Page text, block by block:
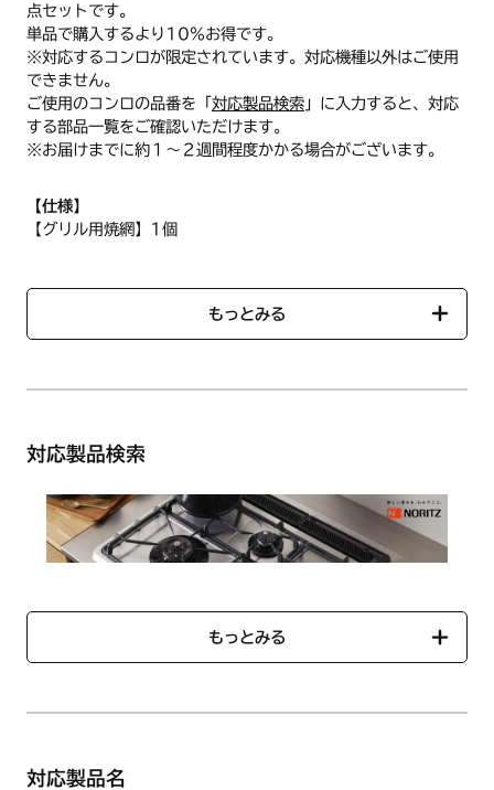
点セットです。
単品で購入するより10%お得です。
※対応するコンロが限定されています。対応機種以外はご使用
できません。
ご使用のコンロの品番を「対応製品検索」に入力すると、対応
する部品一覧をご確認いただけます。
※お届けまでに約１～２週間程度かかる場合がございます。
【仕様】
【グリル用焼網】1個
商品番号：【ノーリツコード】SRD7661【ハーマンコード】
幅：約258mm 奥行：約323mm
もっとみる
対応製品検索
もっとみる
対応製品名